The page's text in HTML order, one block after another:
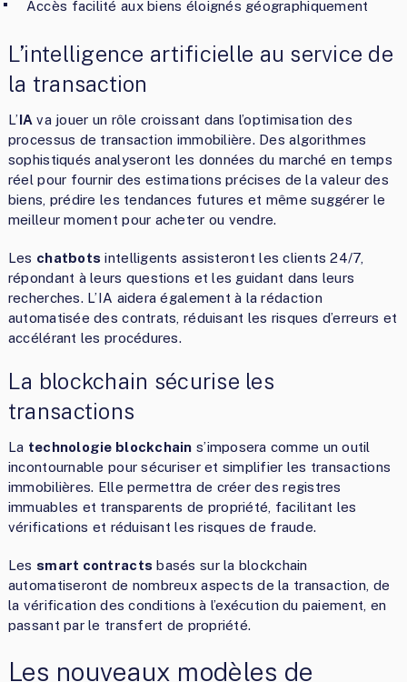
Accès facilité aux biens éloignés géographiquement
L’intelligence artificielle au service de
la transaction
L’IA va jouer un rôle croissant dans l’optimisation des
processus de transaction immobilière. Des algorithmes
sophistiqués analyseront les données du marché en temps
réel pour fournir des estimations précises de la valeur des
biens, prédire les tendances futures et même suggérer le
meilleur moment pour acheter ou vendre.
Les chatbots intelligents assisteront les clients 24/7,
répondant à leurs questions et les guidant dans leurs
recherches. L’IA aidera également à la rédaction
automatisée des contrats, réduisant les risques d’erreurs et
accélérant les procédures.
La blockchain sécurise les
transactions
La technologie blockchain s’imposera comme un outil
incontournable pour sécuriser et simplifier les transactions
immobilières. Elle permettra de créer des registres
immuables et transparents de propriété, facilitant les
vérifications et réduisant les risques de fraude.
Les smart contracts basés sur la blockchain
automatiseront de nombreux aspects de la transaction, de
la vérification des conditions à l’exécution du paiement, en
passant par le transfert de propriété.
Les nouveaux modèles de